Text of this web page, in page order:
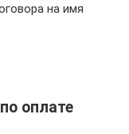
на имя
оплате